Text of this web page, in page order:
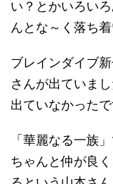
い？とかいろい
んとな～く落ち
ブレインダイブ
さんが出ていま
出ていなかったで
「華麗なる一族
ちゃんと仲が良